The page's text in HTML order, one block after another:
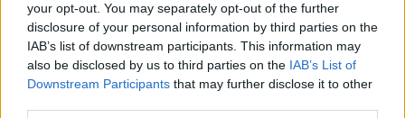
your opt-out. You may separately opt-out of the further
disclosure of your personal information by third parties on the
IAB’s list of downstream participants. This information may
also be disclosed by us to third parties on the IAB’s List of
Downstream Participants that may further disclose it to other
Le innovazioni tecnologiche di ZTE sono in linea con le tendenze
di sviluppo tecnologico, le direzioni di settore e le esigenze dei
clienti. ZTE continuerà a collaborare con i partner industriali per
promuovere l’innovazione tecnologica nel campo delle